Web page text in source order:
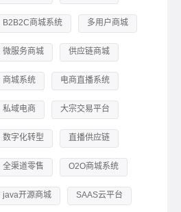
B2B2C商城系统 多用户商城
微服务商城 供应链商城
商城系统 电商直播系统
私域电商 大宗交易平台
数字化转型 直播供应链
全渠道零售 O2O商城系统
java开源商城 SAAS云平台